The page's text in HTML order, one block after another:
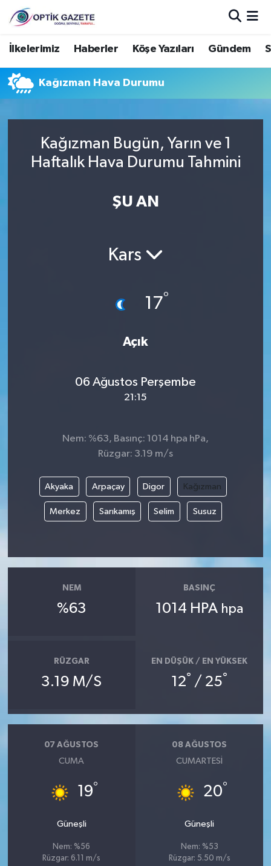
İlkelerimiz Haberler Köşe Yazıları Gündem
Kağızman Hava Durumu
Kağızman Bugün, Yarın ve 1
Haftalık Hava Durumu Tahmini
ŞU AN
Kars
17°
Açık
06 Ağustos Perşembe
21:15
Nem: %63, Basınç: 1014 hpa hPa,
Rüzgar: 3.19 m/s
Akyaka Arpaçay Digor Kağızman
Merkez Sarıkamış Selim Susuz
NEM
%63
BASINÇ
1014 HPA hpa
RÜZGAR
3.19 M/S
EN DÜŞÜK / EN YÜKSEK
12° / 25°
07 AĞUSTOS
CUMA
19°
Güneşli
Nem: %56
Rüzgar: 6.11 m/s
08 AĞUSTOS
CUMARTESI
20°
Güneşli
Nem: %53
Rüzgar: 5.50 m/s
Nöbetçi Eczaneler
Hava Durumu
Trafik Durumu
Süper Lig Puan Durumu ve Fikstür